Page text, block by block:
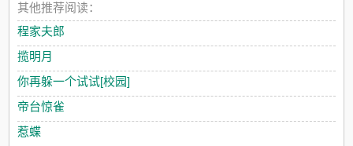
其他推荐阅读：
程家夫郎
揽明月
你再躲一个试试[校园]
帝台惊雀
惹蝶